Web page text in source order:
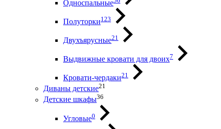
Односпальные
Полуторки123
Двухъярусные21
Выдвижные кровати для двоих7
Кровати-чердаки21
Диваны детские21
Детские шкафы36
Угловые0